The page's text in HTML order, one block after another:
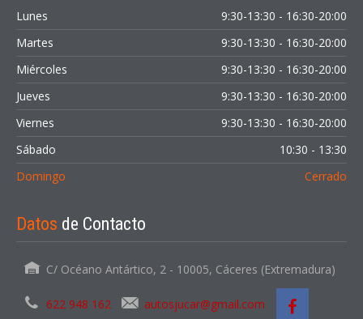
Lunes
9:30-13:30 - 16:30-20:00
Martes
9:30-13:30 - 16:30-20:00
Miércoles
9:30-13:30 - 16:30-20:00
Jueves
9:30-13:30 - 16:30-20:00
Viernes
9:30-13:30 - 16:30-20:00
Sábado
10:30 - 13:30
Domingo
Cerrado
Datos de Contacto
C/ Océano Antártico, 2 - 10005, Cáceres (Extremadura)
622 948 162 autosjucar@gmail.com